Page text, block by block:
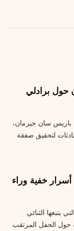
حول برادلي
باريس سان جيرمان،
لتحقيق صفقة
كريستيانو رونالدو وجورجينا رودريغيز: 4 أسرار خفية وراء
يتبعها الثنائي
حول الحفل المرتقب